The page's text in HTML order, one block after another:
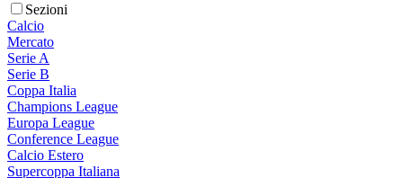
Sezioni
Calcio
Mercato
Serie A
Serie B
Coppa Italia
Champions League
Europa League
Conference League
Calcio Estero
Supercoppa Italiana